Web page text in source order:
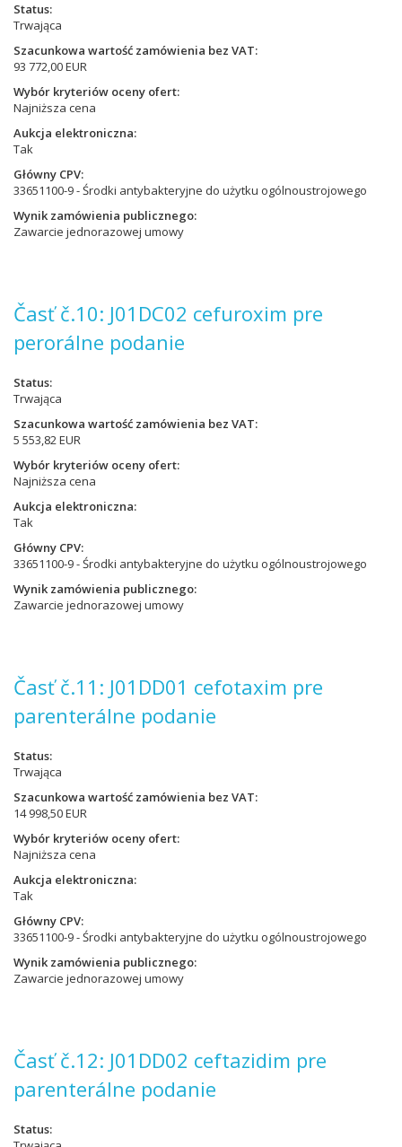
Status
Trwająca
Szacunkowa wartość zamówienia bez VAT
93 772,00 EUR
Wybór kryteriów oceny ofert
Najniższa cena
Aukcja elektroniczna
Tak
Główny CPV
33651100-9 - Środki antybakteryjne do użytku ogólnoustrojowego
Wynik zamówienia publicznego
Zawarcie jednorazowej umowy
Časť č.10: J01DC02 cefuroxim pre
perorálne podanie
Status
Trwająca
Szacunkowa wartość zamówienia bez VAT
5 553,82 EUR
Wybór kryteriów oceny ofert
Najniższa cena
Aukcja elektroniczna
Tak
Główny CPV
33651100-9 - Środki antybakteryjne do użytku ogólnoustrojowego
Wynik zamówienia publicznego
Zawarcie jednorazowej umowy
Časť č.11: J01DD01 cefotaxim pre
parenterálne podanie
Status
Trwająca
Szacunkowa wartość zamówienia bez VAT
14 998,50 EUR
Wybór kryteriów oceny ofert
Najniższa cena
Aukcja elektroniczna
Tak
Główny CPV
33651100-9 - Środki antybakteryjne do użytku ogólnoustrojowego
Wynik zamówienia publicznego
Zawarcie jednorazowej umowy
Časť č.12: J01DD02 ceftazidim pre
parenterálne podanie
Status